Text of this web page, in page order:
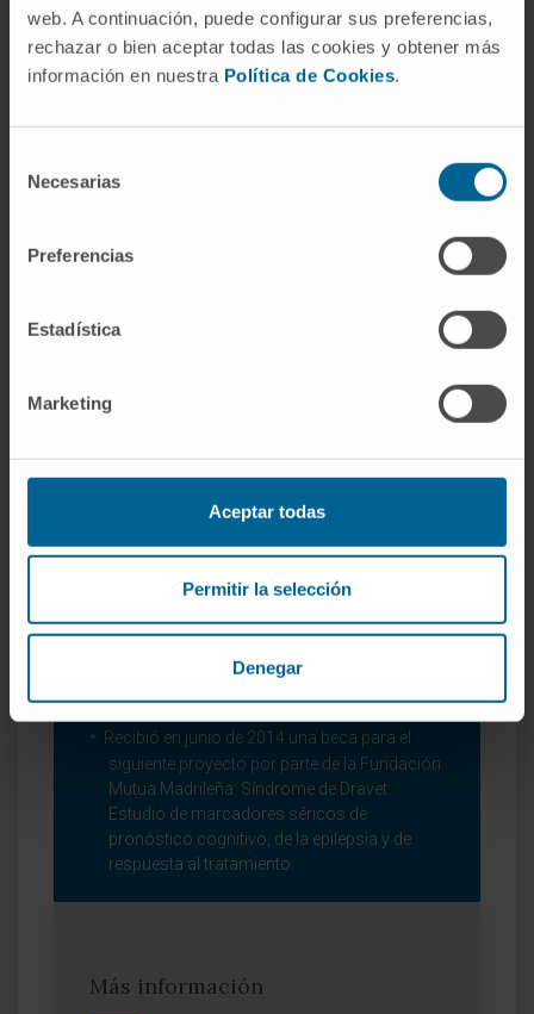
web. A continuación, puede configurar sus preferencias,
rechazar o bien aceptar todas las cookies y obtener más
información en nuestra Política de Cookies.
Necesarias
Preferencias
Estadística
Marketing
Aceptar todas
Permitir la selección
Denegar
dirigido una suficiencia investigadora.
Ha participado como ponente invitado en más
más de 180 comunicaciones en diversas
Sociedad Española de Neurología
Pediátrica.
Pediátrica por parte de la Sociedad Española
de Neurología Pediátrica y Asociación
Recibió en junio de 2014 una beca para el
siguiente proyecto por parte de la Fundación
Mutua Madrileña: Síndrome de Dravet:
Estudio de marcadores séricos de
pronóstico cognitivo, de la epilepsia y de
respuesta al tratamiento.
Más información